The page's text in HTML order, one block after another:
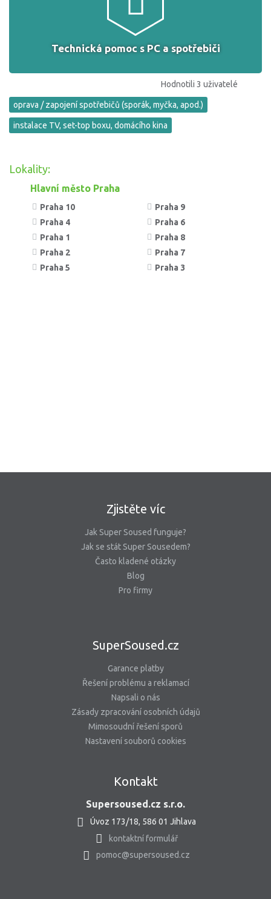
Technická pomoc s PC a spotřebiči
Hodnotili 3 uživatelé
oprava / zapojení spotřebičů (sporák, myčka, apod.)
instalace TV, set-top boxu, domácího kina
Lokality:
Hlavní město Praha
Praha 10
Praha 4
Praha 1
Praha 2
Praha 5
Praha 9
Praha 6
Praha 8
Praha 7
Praha 3
Zjistěte víc
Jak Super Soused funguje?
Jak se stát Super Sousedem?
Často kladené otázky
Blog
Pro firmy
SuperSoused.cz
Garance platby
Řešení problému a reklamací
Napsali o nás
Zásady zpracování osobních údajů
Mimosoudní řešení sporů
Nastavení souborů cookies
Kontakt
Supersoused.cz s.r.o.
Úvoz 173/18, 586 01 Jihlava
kontaktní formulář
pomoc@supersoused.cz